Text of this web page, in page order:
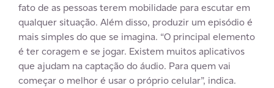
fato de as pessoas terem mobilidade para escutar em
qualquer situação. Além disso, produzir um episódio é
mais simples do que se imagina. “O principal elemento
é ter coragem e se jogar. Existem muitos aplicativos
que ajudam na captação do áudio. Para quem vai
começar o melhor é usar o próprio celular”, indica.